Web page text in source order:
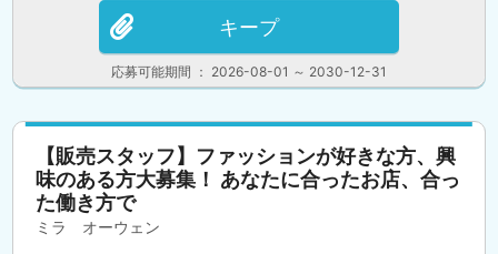
応募可能期間 ： 2026-08-01 ～ 2030-12-31
キープ
【販売スタッフ】ファッションが好きな方、興
味のある方大募集！ あなたに合ったお店、合っ
た働き方で
ミラ オーウェン